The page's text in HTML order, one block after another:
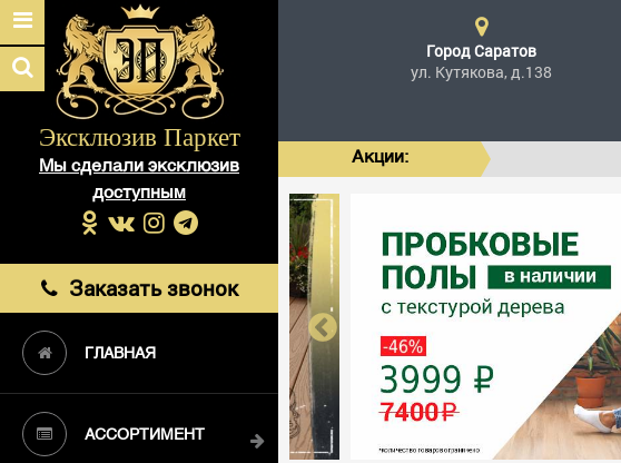
Эксклюзив Паркет
Мы сделали эксклюзив
доступным
Заказать звонок
ГЛАВНАЯ
АССОРТИМЕНТ
ГородСаратов
ул. Кутякова, д.138
Акции: